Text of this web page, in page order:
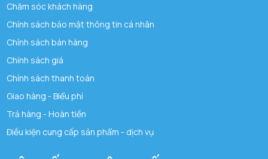
Chăm sóc khách hàng
Chính sách bảo mật thông tin cá nhân
Chính sách bán hàng
Chính sách giá
Chính sách thanh toán
Giao hàng - Biểu phí
Trả hàng - Hoàn tiền
Điều kiện cung cấp sản phẩm - dịch vụ